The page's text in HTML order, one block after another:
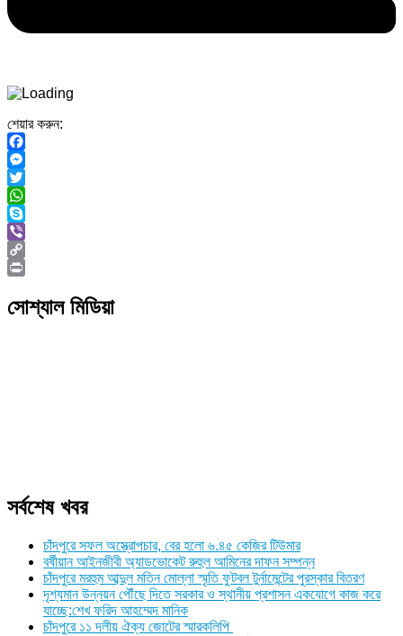
শেয়ার করুন:
Facebook
Messenger
Twitter
WhatsApp
Skype
Viber
Copy
সোশ্যাল মিডিয়া
সর্বশেষ খবর
চাঁদপুরে সফল অস্ত্রোপচার, বের হলো ৬.৪৫ কেজির টিউমার
বর্ষীয়ান আইনজীবী অ্যাডভোকেট রুহুল আমিনের দাফন সম্পন্ন
চাঁদপুরে মরহুম আব্দুল মতিন মোল্লা স্মৃতি ফুটবল টুর্নামেন্টের পুরস্কার বিতরণ
দৃশ্যমান উন্নয়ন পৌঁছে দিতে সরকার ও স্থানীয় প্রশাসন একযোগে কাজ করে
যাচ্ছে:শেখ ফরিদ আহম্মেদ মানিক
চাঁদপুরে ১১ দলীয় ঐক্য জোটের স্মারকলিপি